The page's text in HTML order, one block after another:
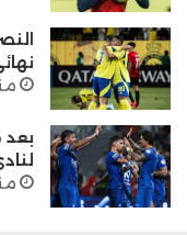
منذ
بعد
منذ